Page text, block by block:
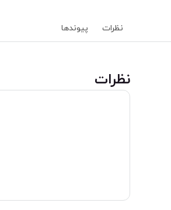
نظرات پیوند‌ها
‌نظرات